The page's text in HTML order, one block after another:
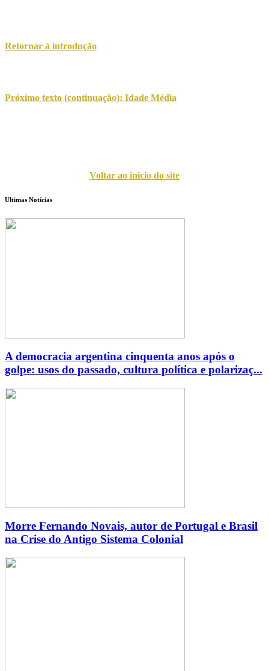
Retornar à introdução
Próximo texto (continuação): Idade Média
Voltar ao inicio do site
Ultimas Notícias
A democracia argentina cinquenta anos após o
golpe: usos do passado, cultura política e polarizaç...
Morre Fernando Novais, autor de Portugal e Brasil
na Crise do Antigo Sistema Colonial